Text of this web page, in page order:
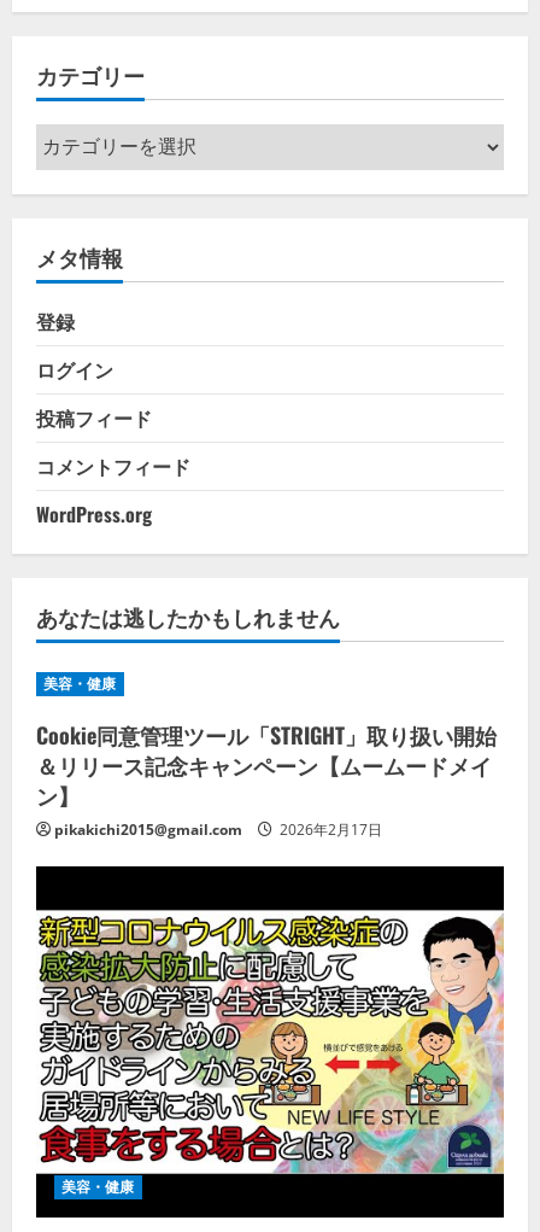
カ
ブ
カテゴリー
カ
テ
ゴ
ー
メタ情報
登録
ログイン
投稿フィード
コメントフィード
WordPress.org
あなたは逃したかもしれません
美容・健康
Cookie同意管理ツール「STRIGHT」取り扱い開始
＆リリース記念キャンペーン【ムームードメイ
ン】
pikakichi2015@gmail.com 2026年2月17日
美容・健康